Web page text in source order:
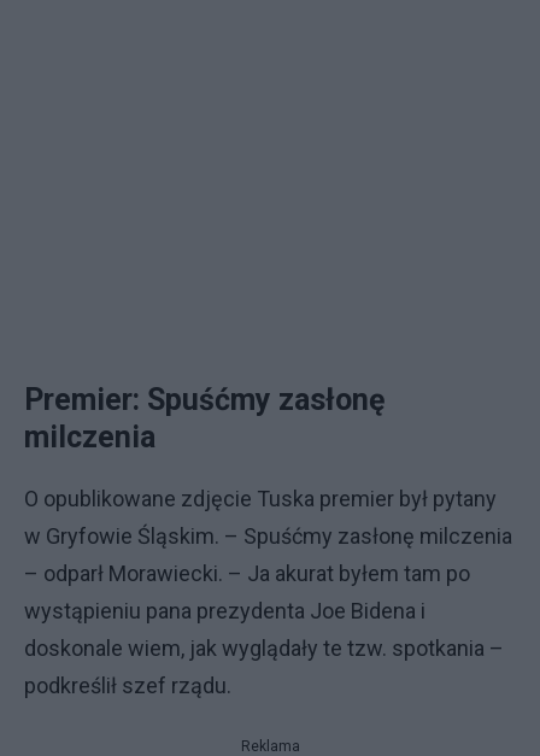
Premier: Spuśćmy zasłonę
milczenia
O opublikowane zdjęcie Tuska premier był pytany
w Gryfowie Śląskim. – Spuśćmy zasłonę milczenia
– odparł Morawiecki. – Ja akurat byłem tam po
wystąpieniu pana prezydenta Joe Bidena i
doskonale wiem, jak wyglądały te tzw. spotkania –
podkreślił szef rządu.
Reklama